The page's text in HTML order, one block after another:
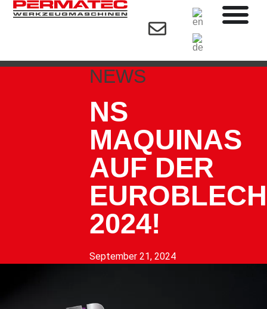
NEWS
NS
MAQUINAS
AUF DER
EUROBLECH
2024!
September 21, 2024